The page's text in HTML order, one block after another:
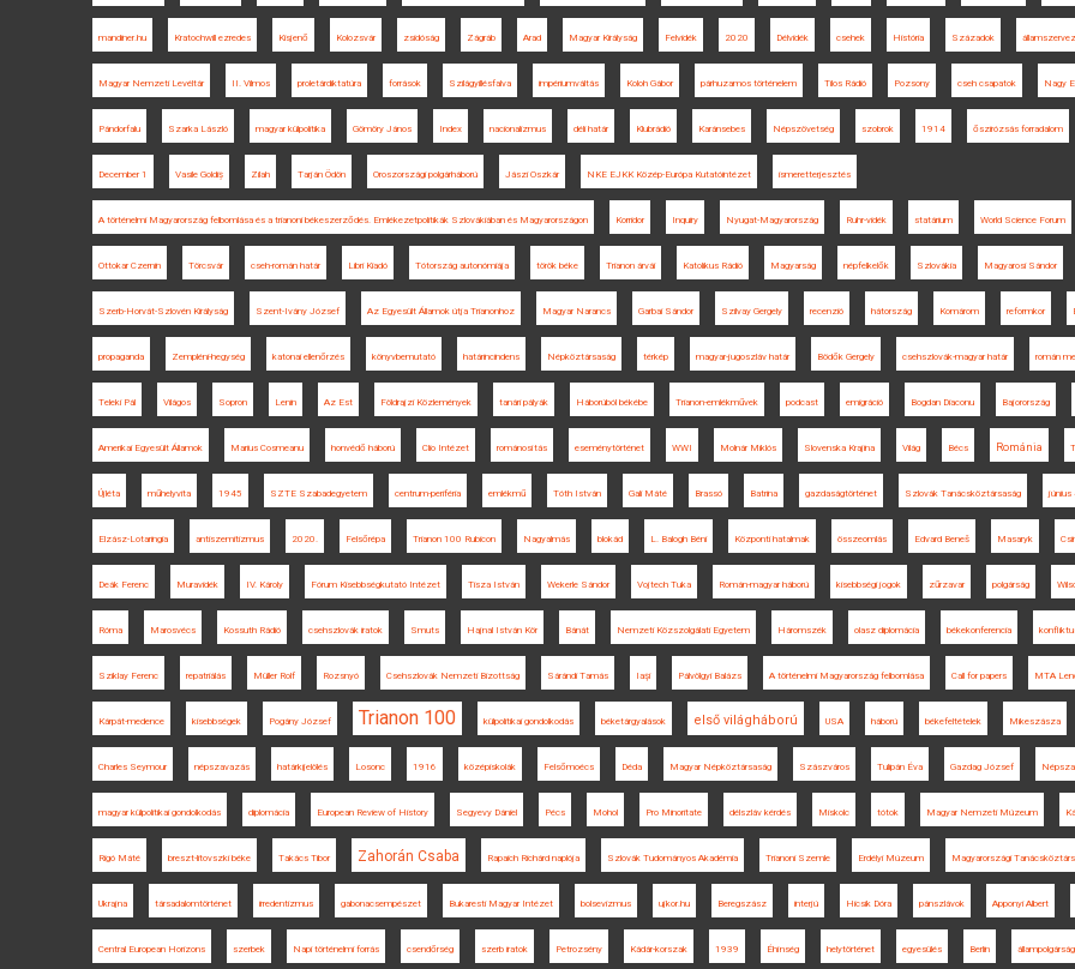
mandiner.hu Kratochwill ezredes Kisjenő Kolozsvár zsidóság Zágráb Arad Magyar Királyság Felvidék 2020 Délvidék csehek História Századok
Magyar Nemzeti Levéltár II. Vilmos proletárdiktatúra források Szilágyillésfalva impériumváltás Koloh Gábor párhuzamos történelem Tilos Rádió Pozsony cseh csapatok Nagy
Pándorfalu Szarka László magyar külpolitika Gömöry János Index nacionalizmus déli határ Klubrádió Karánsebes Népszövetség szobrok 1914 őszirózsás forradalom
December 1 Vasile Goldiș Zilah Tarján Ödön Oroszországi polgárháború Jászi Oszkár NKE EJKK Közép-Európa Kutatóintézet ismeretterjesztés
A történelmi Magyarország felbomlása és a trianoni békeszerződés. Emlékezetpolitikák Szlovákiában és Magyarországon Korridor Inquiry Nyugat-Magyarország Ruhr-vidék statárium World Science Forum
Ottokar Czernin Törcsvár cseh-román határ Libri Kiadó Tótország autonómiája török béke Trianon árvái Katolikus Rádió Magyarság népfelkelők Szlovákia Magyarosi Sándor
Szerb-Horvát-Szlovén Királyság Szent-Ivány József Az Egyesült Államok útja Trianonhoz Magyar Narancs Garbai Sándor Szilvay Gergely recenzió hátország Komárom reformkor
propaganda Zempléni-hegység katonai ellenőrzés könyvbemutató határincindens Népköztársaság térkép magyar-jugoszláv határ Bödők Gergely csehszlovák-magyar határ román
Teleki Pál Világos Sopron Lenin Az Est Földrajzi Közlemények tanári pályák Háborúból békébe Trianon-emlékművek podcast emigráció Bogdan Diaconu Bajorország
Amerikai Egyesült Államok Marius Cosmeanu honvédő háború Clio Intézet románosítás eseménytörténet WWI Molnár Miklós Slovenska Krajina Világ Bécs Románia
Újléta műhelyvita 1945 SZTE Szabadegyetem centrum-periféria emlékmű Tóth István Gali Máté Brassó Batrina gazdaságtörténet Szlovák Tanácsköztársaság június
Elzász-Lotaringia antiszemitizmus 2020. Felsőrépa Trianon 100 Rubicon Nagyalmás blokád L. Balogh Béni Központi hatalmak összeomlás Edvard Beneš Masaryk
Deák Ferenc Muravidék IV. Károly Fórum Kisebbségkutató Intézet Tisza István Wekerle Sándor Vojtech Tuka Román-magyar háború kisebbségi jogok zűrzavar polgárság
Róma Marosvécs Kossuth Rádió csehszlovák iratok Smuts Hajnal István Kör Bánát Nemzeti Közszolgálati Egyetem Háromszék olasz diplomácia békekonferencia
Sziklay Ferenc repatriálás Müller Rolf Rozsnyó Csehszlovák Nemzeti Bizottság Sárándi Tamás Iaşi Pálvölgyi Balázs A történelmi Magyarország felbomlása Call for papers MTA
Kárpát-medence kisebbségek Pogány József Trianon 100 külpolitikai gondolkodás béketárgyalások első világháború USA háború békefeltételek Mikeszásza
Charles Seymour népszavazás határkijelölés Losonc 1916 középiskolák Felsőmoécs Déda Magyar Népköztársaság Szászváros Tulipán Éva Gazdag József
magyar külpolitikai gondolkodás diplomácia European Review of History Segyevy Dániel Pécs Mohol Pro Minoritate délszláv kérdés Miskolc tótok Magyar Nemzeti Múzeum
Rigó Máté breszt-litovszki béke Takács Tibor Zahorán Csaba Rapaich Richárd naplója Szlovák Tudományos Akadémia Trianoni Szemle Erdélyi Múzeum Magyarországi
Ukrajna társadalomtörténet irredentizmus gabonacsempészet Bukaresti Magyar Intézet bolsevizmus ujkor.hu Beregszász interjú Hicsik Dóra pánszlávok Apponyi Albert
Central European Horizons szerbek Napi történelmi forrás csendőrség szerb iratok Petrozsény Kádár-korszak 1939 Éhínség helytörténet egyesülés Berlin állampolgárság